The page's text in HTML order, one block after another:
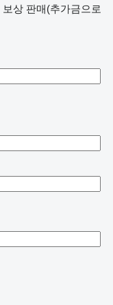
보상 판매(추가금으로